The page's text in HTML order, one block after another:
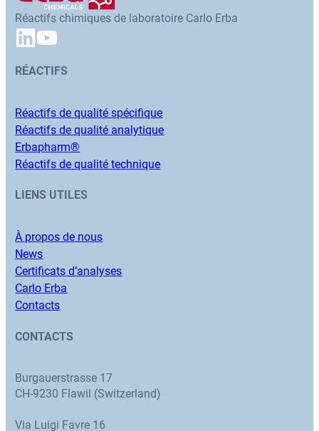
Réactifs chimiques de laboratoire Carlo Erba
RÉACTIFS
Réactifs de qualité spécifique
Réactifs de qualité analytique
Erbapharm®
Réactifs de qualité technique
LIENS UTILES
À propos de nous
News
Certificats d’analyses
Carlo Erba
Contacts
CONTACTS
Burgauerstrasse 17
CH-9230 Flawil (Switzerland)
Via Luigi Favre 16